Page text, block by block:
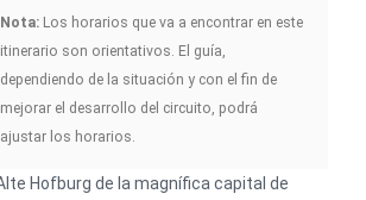
Nota: Los horarios que va a encontrar en este
itinerario son orientativos. El guía,
dependiendo de la situación y con el fin de
mejorar el desarrollo del circuito, podrá
ajustar los horarios.